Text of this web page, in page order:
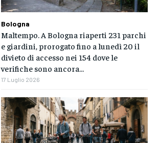
Bologna
Maltempo. A Bologna riaperti 231 parchi
e giardini, prorogato fino a lunedì 20 il
divieto di accesso nei 154 dove le
verifiche sono ancora...
17 Luglio 2026